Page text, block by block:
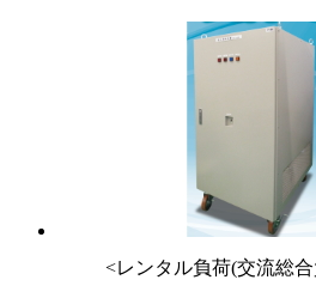
<レンタル負荷(交流総